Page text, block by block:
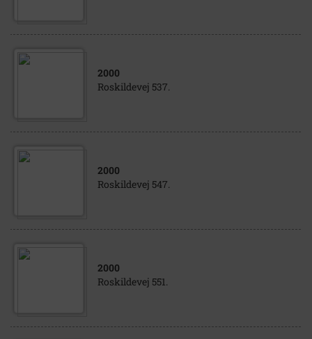
2000
Roskildevej 537.
2000
Roskildevej 547.
2000
Roskildevej 551.